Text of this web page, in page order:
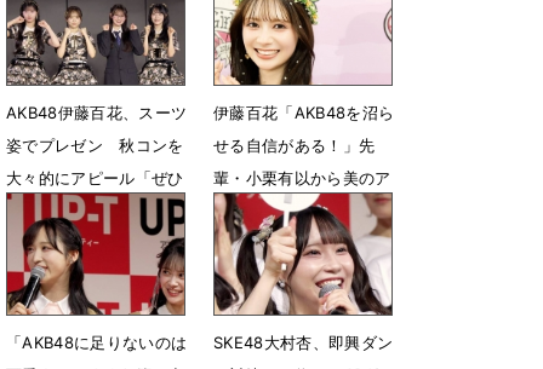
6月17日 19時00分
ら生中継
6月15日 12時00分
AKB48伊藤百花、スーツ
姿でプレゼン 秋コンを
大々的にアピール「ぜひ
注目して頂けたら！」
6月6日 08時10分
伊藤百花「AKB48を沼ら
せる自信がある！」先
輩・小栗有以から美のア
ドバイスも
5月6日 05時52分
「AKB48に足りないのは
SKE48大村杏、即興ダン